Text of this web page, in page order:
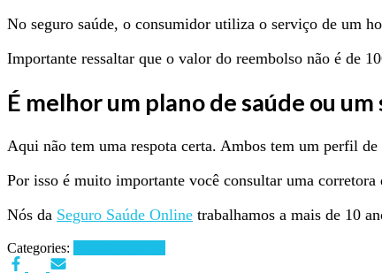
No seguro saúde, o consumidor utiliza o serviço de um
Importante ressaltar que o valor do reembolso não é de
É melhor um plano de saúde ou um
Aqui não tem uma respota certa. Ambos tem um perfil
Por isso é muito importante você consultar uma corretora
Nós da Seguro Saúde Online trabalhamos a mais de 10
Categories: